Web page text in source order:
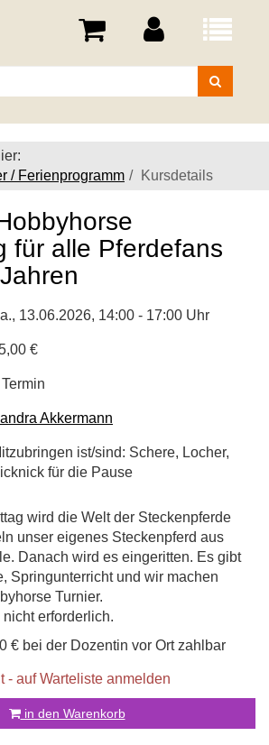
Menü
Kurse
suchen
/ Ferienprogramm Kursdetails
für alle Pferdefans
, 13.06.2026, 14:00 - 17:00 Uhr
€
Akkermann
ist/sind: Schere, Locher,
für die Pause
wird die Welt der Steckenpferde
unser eigenes Steckenpferd aus
Danach wird es eingeritten. Es gibt
Springunterricht und wir machen
Turnier.
erforderlich.
€ bei der Dozentin vor Ort zahlbar
- auf Warteliste anmelden
in den Warenkorb